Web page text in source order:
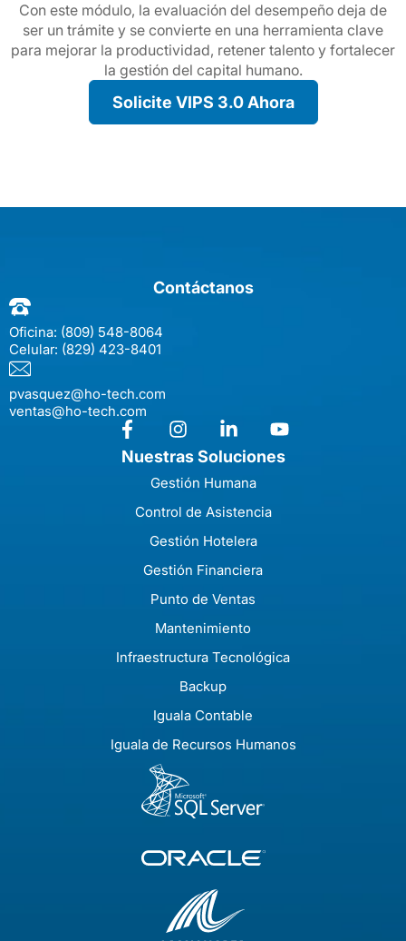
Con este módulo, la evaluación del desempeño deja de
ser un trámite y se convierte en una herramienta clave
para mejorar la productividad, retener talento y fortalecer
la gestión del capital humano.
Solicite VIPS 3.0 Ahora
Contáctanos
Oficina: (809) 548-8064
Celular: (829) 423-8401
pvasquez@ho-tech.com
ventas@ho-tech.com
Nuestras Soluciones
Gestión Humana
Control de Asistencia
Gestión Hotelera
Gestión Financiera
Punto de Ventas
Mantenimiento
Infraestructura Tecnológica
Backup
Iguala Contable
Iguala de Recursos Humanos